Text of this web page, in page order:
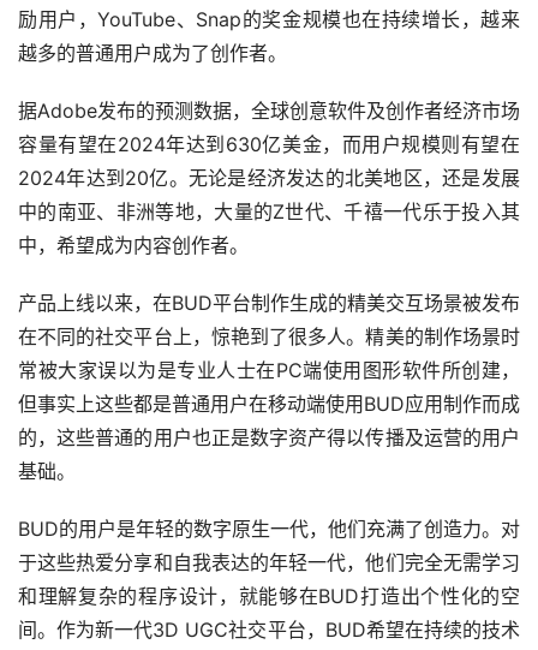
励用户，YouTube、Snap的奖金规模也在持续增长，越来
越多的普通用户成为了创作者。
据Adobe发布的预测数据，全球创意软件及创作者经济市场
容量有望在2024年达到630亿美金，而用户规模则有望在
2024年达到20亿。无论是经济发达的北美地区，还是发展
中的南亚、非洲等地，大量的Z世代、千禧一代乐于投入其
中，希望成为内容创作者。
产品上线以来，在BUD平台制作生成的精美交互场景被发布
在不同的社交平台上，惊艳到了很多人。精美的制作场景时
常被大家误以为是专业人士在PC端使用图形软件所创建，
但事实上这些都是普通用户在移动端使用BUD应用制作而成
的，这些普通的用户也正是数字资产得以传播及运营的用户
基础。
BUD的用户是年轻的数字原生一代，他们充满了创造力。对
于这些热爱分享和自我表达的年轻一代，他们完全无需学习
和理解复杂的程序设计，就能够在BUD打造出个性化的空
间。作为新一代3D UGC社交平台，BUD希望在持续的技术